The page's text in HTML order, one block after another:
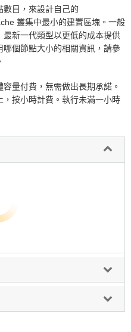
數目，來設計自己的
叢集中最小的建置區塊。一般
最新一代類型以更低的成本提供
個節點大小的相關資訊，請參
量付費，無需做出長期承諾。
按小時計費。執行未滿一小時